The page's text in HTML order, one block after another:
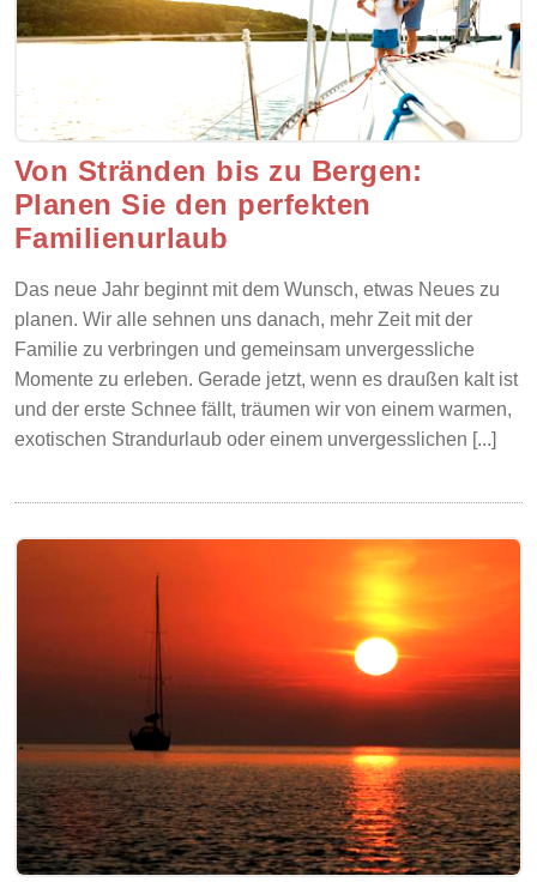
Von Stränden bis zu Bergen:
Planen Sie den perfekten
Familienurlaub
Das neue Jahr beginnt mit dem Wunsch, etwas Neues zu
planen. Wir alle sehnen uns danach, mehr Zeit mit der
Familie zu verbringen und gemeinsam unvergessliche
Momente zu erleben. Gerade jetzt, wenn es draußen kalt ist
und der erste Schnee fällt, träumen wir von einem warmen,
exotischen Strandurlaub oder einem unvergesslichen [...]